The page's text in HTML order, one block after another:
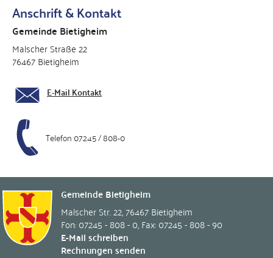
Anschrift & Kontakt
Gemeinde Bietigheim
Malscher Straße 22
76467 Bietigheim
E-Mail Kontakt
Telefon 07245 / 808-0
Gemeinde Bietigheim
Malscher Str. 22,76467Bietigheim
Fon: 07245 - 808 - 0,Fax: 07245 - 808 - 90
E-Mail schreiben
Rechnungen senden